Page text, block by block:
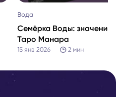
Вода
Семёрка Воды: значение
Таро Манара
15 янв 2026 2 мин